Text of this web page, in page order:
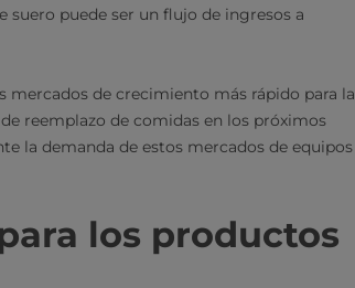
suero puede ser un flujo de ingresos a
mercados de crecimiento más rápido para la
reemplazo de comidas en los próximos
la demanda de estos mercados de equipos
los productos